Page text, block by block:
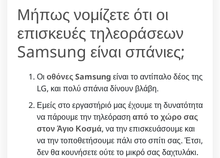
Μήπως νομίζετε ότι οι
επισκευές τηλεοράσεων
Samsung είναι σπάνιες;
Οι οθόνες Samsung είναι το αντίπαλο δέος της
LG, και πολύ σπάνια δίνουν βλάβη.
Εμείς στο εργαστήριό μας έχουμε τη δυνατότητα
να πάρουμε την τηλεόραση από το χώρο σας
στον Άγιο Κοσμά, να την επισκευάσουμε και
να την τοποθετήσουμε πάλι στο σπίτι σας. Έτσι,
δεν θα κουνήσετε ούτε το μικρό σας δαχτυλάκι.